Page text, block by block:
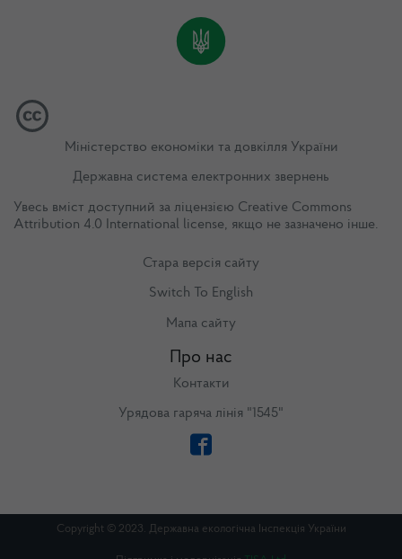
Міністерство економіки та довкілля України
Державна система електронних звернень
Увесь вміст доступний за ліцензією Creative Commons
Attribution 4.0 International license, якщо не зазначено інше.
Стара версія сайту
Switch To English
Мапа сайту
Про нас
Контакти
Урядова гаряча лінія "1545"
Copyright © 2023. Державна екологічна Інспекція України